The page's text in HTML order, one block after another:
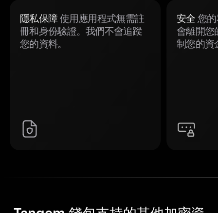
隱私保障使用應用程式無需註
冊和身份驗證。我們不會追蹤
您的資料。
安全 您
會離開您
制您的資